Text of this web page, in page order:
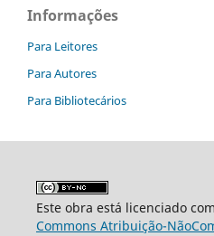
Informações
Para Leitores
Para Autores
Para Bibliotecários
Este obra está licenciado
Commons Atribuição-